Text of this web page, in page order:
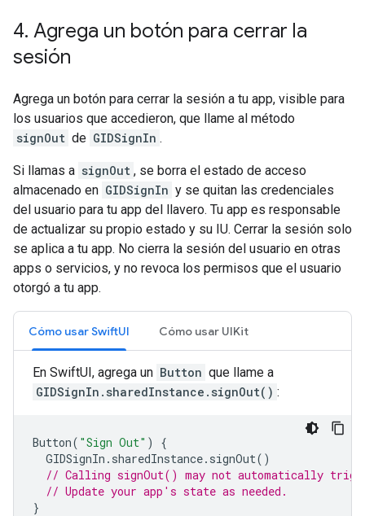
4. Agrega un botón para cerrar la
sesión
Agrega un botón para cerrar la sesión a tu app, visible para
los usuarios que accedieron, que llame al método
signOut de GIDSignIn .
Si llamas a signOut , se borra el estado de acceso
almacenado en GIDSignIn y se quitan las credenciales
del usuario para tu app del llavero. Tu app es responsable
de actualizar su propio estado y su IU. Cerrar la sesión solo
se aplica a tu app. No cierra la sesión del usuario en otras
apps o servicios, y no revoca los permisos que el usuario
otorgó a tu app.
Cómo usar SwiftUI Cómo usar UIKit
En SwiftUI, agrega un Button que llame a
GIDSignIn.sharedInstance.signOut() :
Button( "Sign Out" )
{
GIDSignIn . sharedInstance. signOut()
// Calling signOut() may not automatically
// Update your app's state as needed.
}